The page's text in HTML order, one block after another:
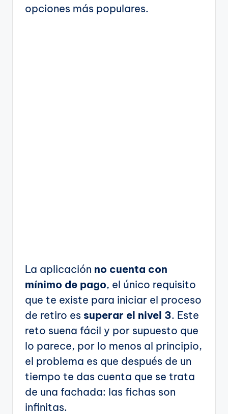
opciones más populares.
La aplicación no cuenta con
mínimo de pago, el único requisito
que te existe para iniciar el proceso
de retiro es superar el nivel 3. Este
reto suena fácil y por supuesto que
lo parece, por lo menos al principio,
el problema es que después de un
tiempo te das cuenta que se trata
de una fachada: las fichas son
infinitas.